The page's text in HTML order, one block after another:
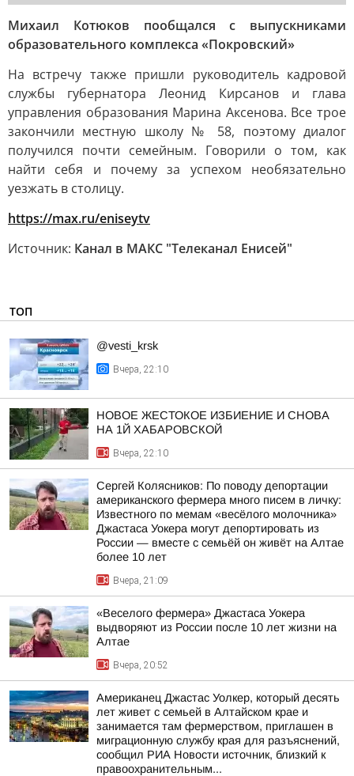
Михаил Котюков пообщался с выпускниками
образовательного комплекса «Покровский»
На встречу также пришли руководитель кадровой
службы губернатора Леонид Кирсанов и глава
управления образования Марина Аксенова. Все трое
закончили местную школу № 58, поэтому диалог
получился почти семейным. Говорили о том, как
найти себя и почему за успехом необязательно
уезжать в столицу.
https://max.ru/eniseytv
Источник: Канал в МАКС "Телеканал Енисей"
ТОП
@vesti_krsk
Вчера, 22:10
НОВОЕ ЖЕСТОКОЕ ИЗБИЕНИЕ И СНОВА
НА 1Й ХАБАРОВСКОЙ
Вчера, 22:10
Сергей Колясников: По поводу депортации
американского фермера много писем в личку:
Известного по мемам «весёлого молочника»
Джастаса Уокера могут депортировать из
России — вместе с семьёй он живёт на Алтае
более 10 лет
Вчера, 21:09
«Веселого фермера» Джастаса Уокера
выдворяют из России после 10 лет жизни на
Алтае
Вчера, 20:52
Американец Джастас Уолкер, который десять
лет живет с семьей в Алтайском крае и
занимается там фермерством, приглашен в
миграционную службу края для разъяснений,
сообщил РИА Новости источник, близкий к
правоохранительным...